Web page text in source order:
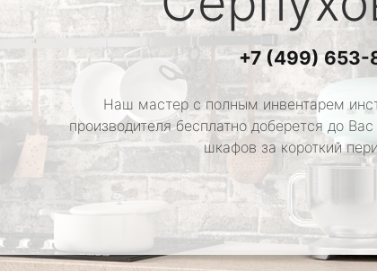
+7 (499) 653-
Наш мастер с полным инвентарем
производителя бесплатно доберется до
шкафов за короткий